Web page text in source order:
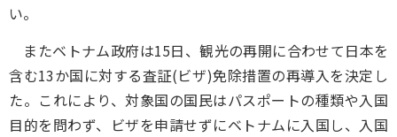
い。
またベトナム政府は15日、観光の再開に合わせて日本を
含む13か国に対する査証(ビザ)免除措置の再導入を決定し
た。これにより、対象国の国民はパスポートの種類や入国
目的を問わず、ビザを申請せずにベトナムに入国し、入国